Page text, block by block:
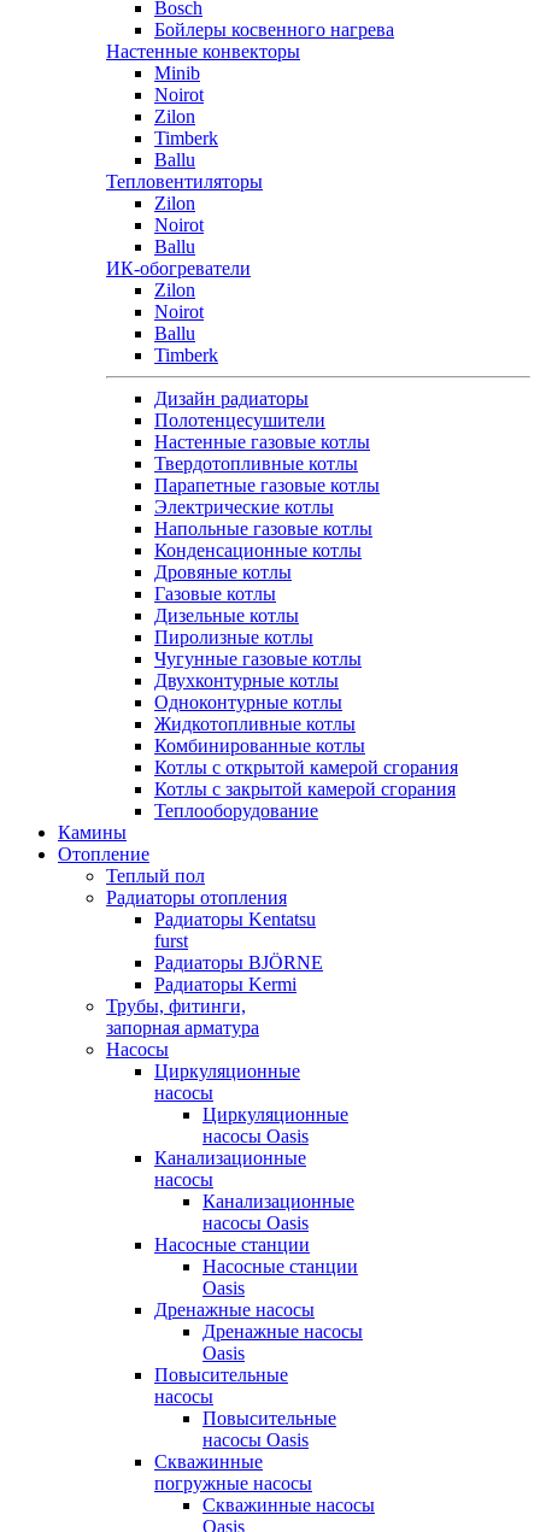
Bosch
Бойлеры косвенного нагрева
Настенные конвекторы
Minib
Noirot
Zilon
Timberk
Ballu
Тепловентиляторы
Zilon
Noirot
Ballu
ИК-обогреватели
Zilon
Noirot
Ballu
Timberk
Дизайн радиаторы
Полотенцесушители
Настенные газовые котлы
Твердотопливные котлы
Парапетные газовые котлы
Электрические котлы
Напольные газовые котлы
Конденсационные котлы
Дровяные котлы
Газовые котлы
Дизельные котлы
Пиролизные котлы
Чугунные газовые котлы
Двухконтурные котлы
Одноконтурные котлы
Жидкотопливные котлы
Комбинированные котлы
Котлы с открытой камерой сгорания
Котлы с закрытой камерой сгорания
Теплооборудование
Камины
Отопление
Теплый пол
Радиаторы отопления
Радиаторы Kentatsu
furst
Радиаторы BJÖRNE
Радиаторы Kermi
Трубы, фитинги,
запорная арматура
Насосы
Циркуляционные
насосы
Циркуляционные
насосы Oasis
Канализационные
насосы
Канализационные
насосы Oasis
Насосные станции
Насосные станции
Oasis
Дренажные насосы
Дренажные насосы
Oasis
Повысительные
насосы
Повысительные
насосы Oasis
Скважинные
погружные насосы
Скважинные насосы
Oasis